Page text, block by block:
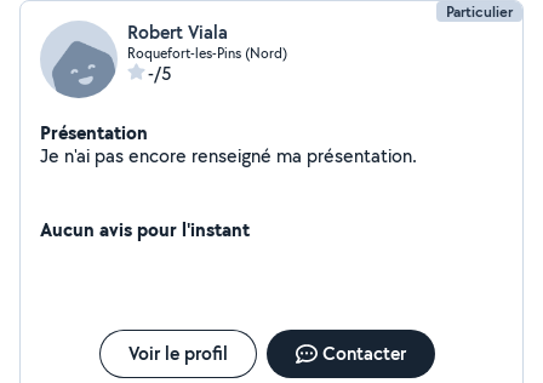
Particulier
Robert Viala
Roquefort-les-Pins (Nord)
-/5
Présentation
Je n'ai pas encore renseigné ma présentation.
Aucun avis pour l'instant
Voir le profil Contacter